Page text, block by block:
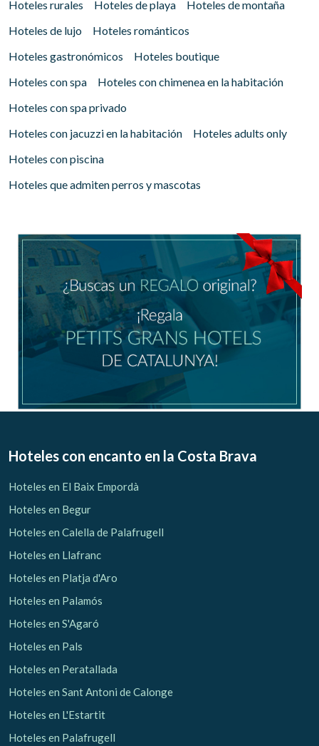
Hoteles rurales Hoteles de playa
Hoteles de montaña
Hoteles de lujo
Hoteles románticos
Hoteles gastronómicos
Hoteles boutique
Hoteles con spa
Hoteles con chimenea en la habitación
Hoteles con spa privado
Hoteles con jacuzzi en la habitación
Hoteles adults only
Hoteles con piscina
Hoteles que admiten perros y mascotas
Hoteles con encanto en la Costa Brava
Hoteles en El Baix Empordà
Hoteles en Begur
Hoteles en Calella de Palafrugell
Hoteles en Llafranc
Hoteles en Platja d'Aro
Hoteles en Palamós
Hoteles en S'Agaró
Hoteles en Pals
Hoteles en Peratallada
Hoteles en Sant Antoni de Calonge
Hoteles en L'Estartit
Hoteles en Palafrugell